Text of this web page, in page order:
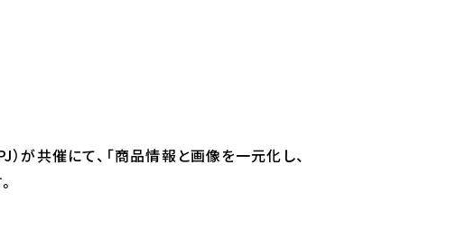
が共催にて、「商品情報と画像を一元化し、